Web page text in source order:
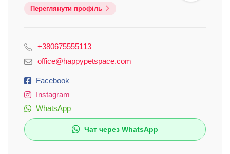
Переглянути профіль
+380675555113
office@happypetspace.com
Facebook
Instagram
WhatsApp
Чат через WhatsApp